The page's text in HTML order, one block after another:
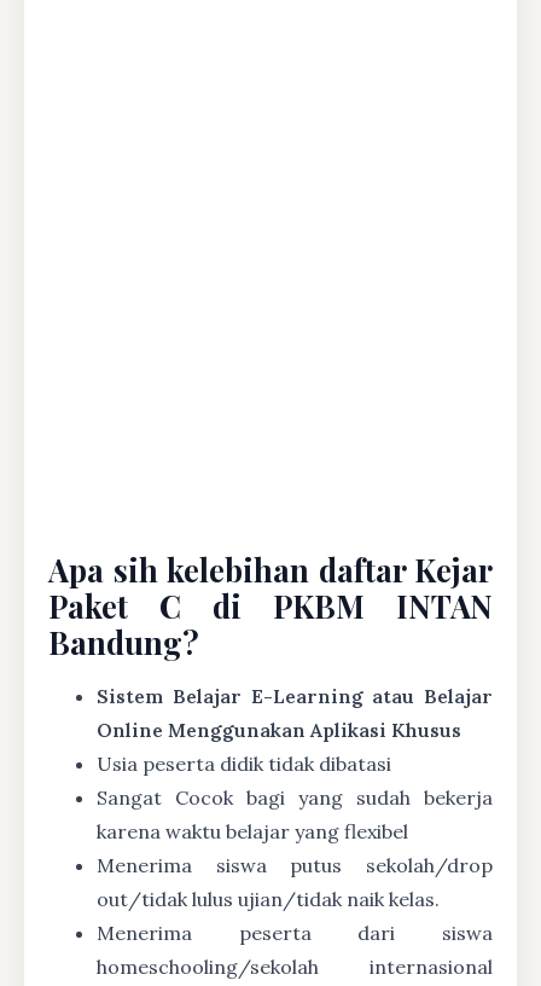
Apa sih kelebihan daftar Kejar
Paket C di PKBM INTAN
Bandung?
Sistem Belajar E-Learning atau Belajar
Online Menggunakan Aplikasi Khusus
Usia peserta didik tidak dibatasi
Sangat Cocok bagi yang sudah bekerja
karena waktu belajar yang flexibel
Menerima siswa putus sekolah/drop
out/tidak lulus ujian/tidak naik kelas.
Menerima peserta dari siswa
homeschooling/sekolah internasional